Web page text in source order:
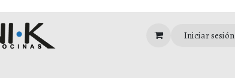
Iniciar sesión